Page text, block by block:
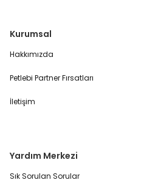
Kurumsal
Hakkımızda
Petlebi Partner Fırsatları
İletişim
Yardım Merkezi
Sık Sorulan Sorular